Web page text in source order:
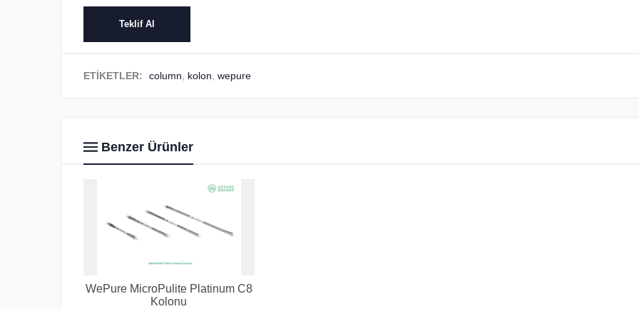
ETİKETLER: column, kolon, wepure
Benzer Ürünler
WePure MicroPulite Platinum C8
Kolonu